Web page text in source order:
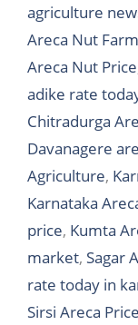
agriculture
Areca Nut
Areca Nut Price
adike rate
Chitradurga
Davanagere
Agriculture,
Karnataka
price, Kumta
market, Sagar
rate today in
Sirsi Areca Price